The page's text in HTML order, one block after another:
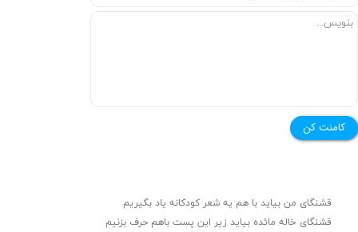
★★
کامنت کن
قشنگای من بيايد با هم یه شعر کودکانه ياد بگیریم
قشنگای خاله مائده بیاید زیر این پست باهم حرف بزنیم